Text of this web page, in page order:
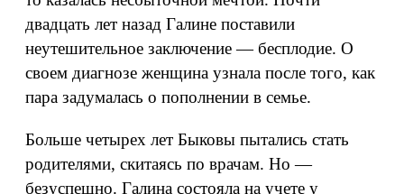
двадцать лет назад Галине поставили
неутешительное заключение — бесплодие. О
своем диагнозе женщина узнала после того, как
пара задумалась о пополнении в семье.
Больше четырех лет Быковы пытались стать
родителями, скитаясь по врачам. Но —
безуспешно. Галина состояла на учете у